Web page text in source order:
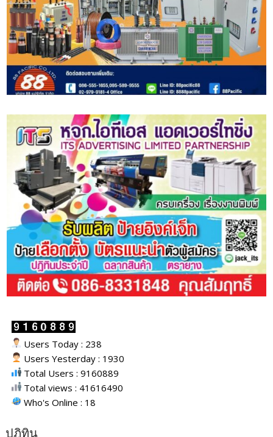
Users Today : 238
Users Yesterday : 1930
Total Users : 9160889
Total views : 41616490
Who's Online : 18
ปฎิทิน